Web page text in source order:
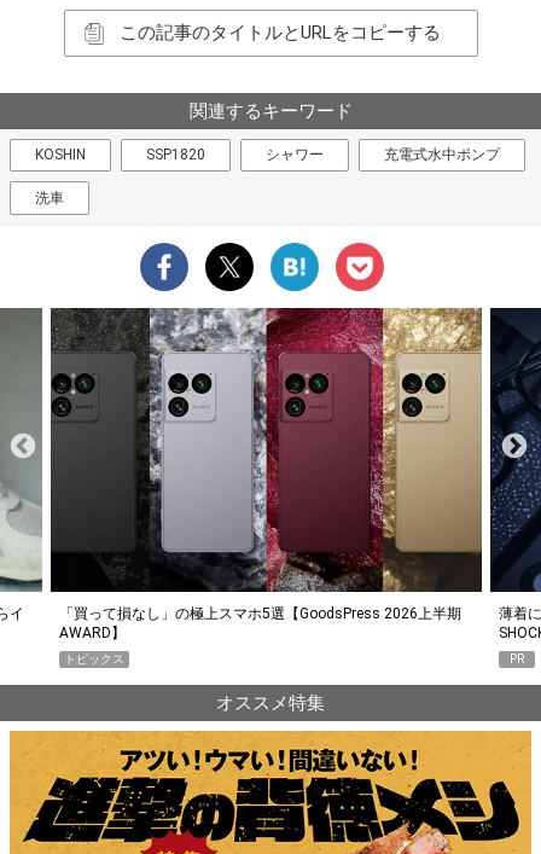
この記事のタイトルとURLをコピーする
関連するキーワード
KOSHIN SSP1820 シャワー 充電式水中ポンプ
洗車
イ
「買って損なし」の極上スマホ5選【GoodsPress 2026上半期
AWARD】
トピックス
薄着
PR
オススメ特集